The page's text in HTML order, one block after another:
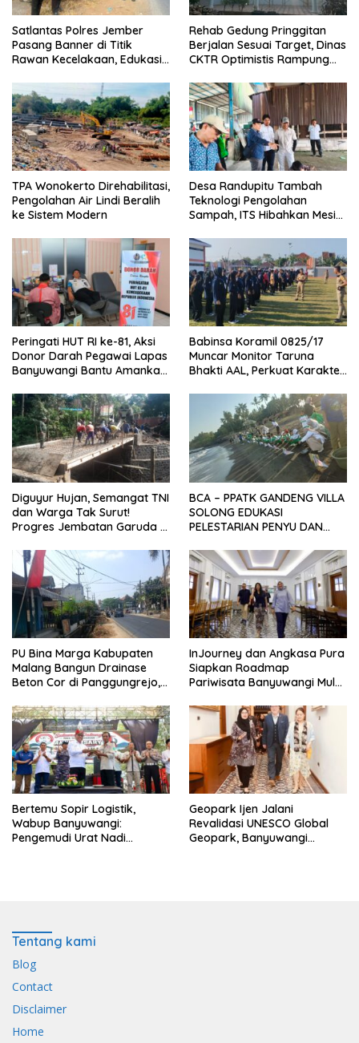
Satlantas Polres Jember
Pasang Banner di Titik
Rawan Kecelakaan, Edukasi
Keselamatan
Rehab Gedung Pringgitan
Berjalan Sesuai Target, Dinas
CKTR Optimistis Rampung
TPA Wonokerto Direhabilitasi,
Pengolahan Air Lindi Beralih
ke Sistem Modern
Desa Randupitu Tambah
Teknologi Pengolahan
Sampah, ITS Hibahkan Mesin
Peringati HUT RI ke-81, Aksi
Donor Darah Pegawai Lapas
Banyuwangi Bantu Amankan
Babinsa Koramil 0825/17
Muncar Monitor Taruna
Bhakti AAL, Perkuat Karakter
Sekolah Rakyat
Diguyur Hujan, Semangat TNI
dan Warga Tak Surut!
Progres Jembatan Garuda di
BCA – PPATK GANDENG VILLA
SOLONG EDUKASI
PELESTARIAN PENYU DAN
PANTAI SELAT BALI
PU Bina Marga Kabupaten
Malang Bangun Drainase
Beton Cor di Panggungrejo,
InJourney dan Angkasa Pura
Siapkan Roadmap
Pariwisata Banyuwangi Mulai
Bertemu Sopir Logistik,
Wabup Banyuwangi:
Pengemudi Urat Nadi
Geopark Ijen Jalani
Revalidasi UNESCO Global
Geopark, Banyuwangi
Tentang kami
Blog
Contact
Disclaimer
Home